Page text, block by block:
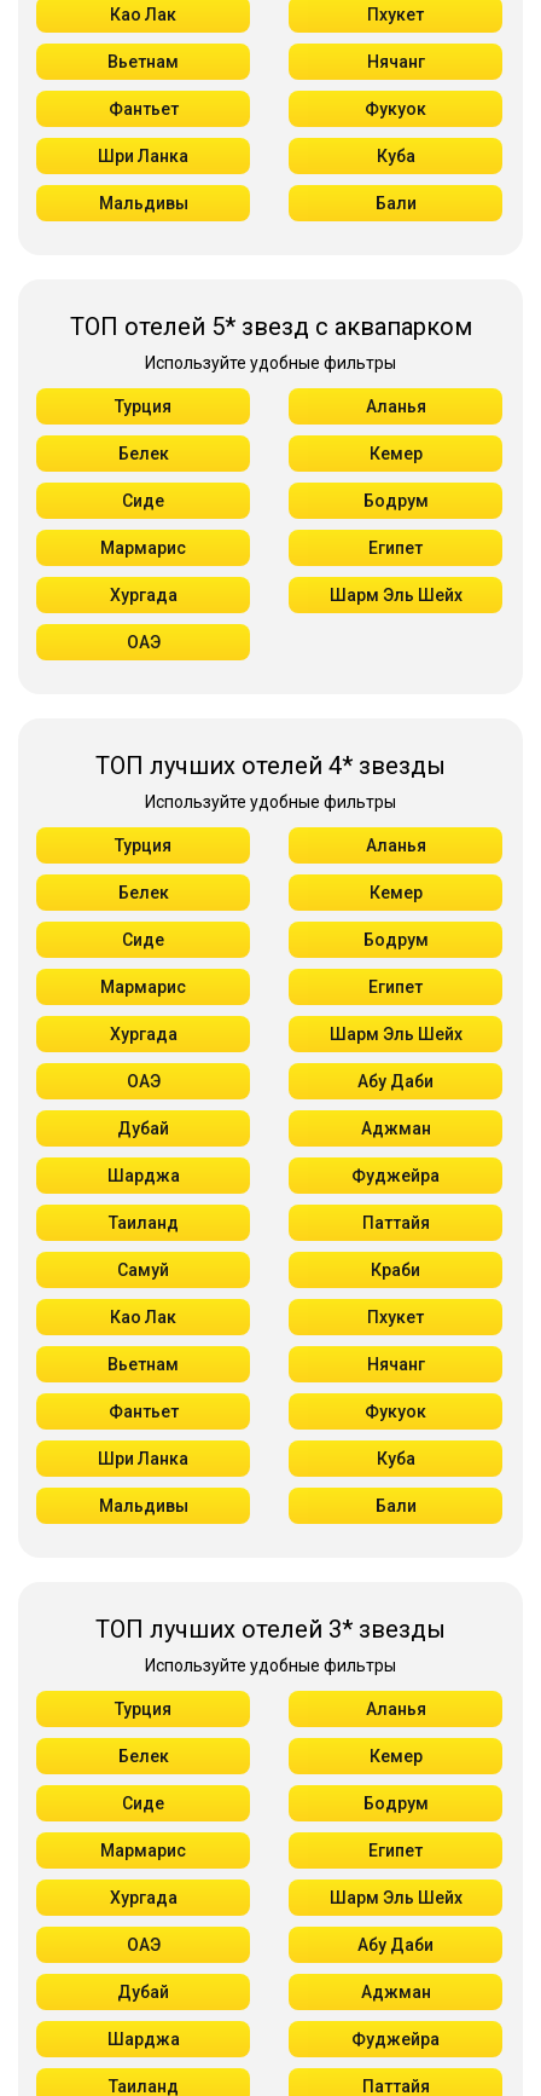
Као Лак Пхукет
Вьетнам Нячанг
Фантьет Фукуок
Шри Ланка Куба
Мальдивы Бали
ТОП отелей 5* звезд с аквапарком
Используйте удобные фильтры
Турция Аланья
Белек Кемер
Сиде Бодрум
Мармарис Египет
Хургада Шарм Эль Шейх
ОАЭ
ТОП лучших отелей 4* звезды
Используйте удобные фильтры
Турция Аланья
Белек Кемер
Сиде Бодрум
Мармарис Египет
Хургада Шарм Эль Шейх
ОАЭ Абу Даби
Дубай Аджман
Шарджа Фуджейра
Таиланд Паттайя
Самуй Краби
Као Лак Пхукет
Вьетнам Нячанг
Фантьет Фукуок
Шри Ланка Куба
Мальдивы Бали
ТОП лучших отелей 3* звезды
Используйте удобные фильтры
Турция Аланья
Белек Кемер
Сиде Бодрум
Мармарис Египет
Хургада Шарм Эль Шейх
ОАЭ Абу Даби
Дубай Аджман
Шарджа Фуджейра
Таиланд Паттайя